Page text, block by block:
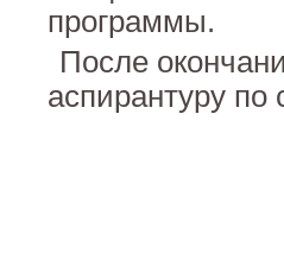
программы.
После
аспирантуру по